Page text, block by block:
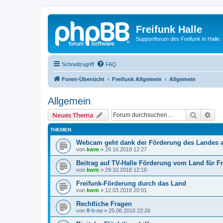
Freifunk Halle
Supportforum des Freifunk in Halle
Schnellzugriff FAQ
Foren-Übersicht Freifunk Allgemein Allgemein
Allgemein
Neues Thema Suche
THEMEN
Webcam geht dank der Förderung des Landes
von kwm » 29.10.2018 12:27
Beitrag auf TV-Halle Förderung vom Land für
von kwm » 29.10.2018 12:16
Freifunk-Förderung durch das Land
von kwm » 12.03.2018 20:01
Rechtliche Fragen
von ff-h-no » 25.06.2016 22:26